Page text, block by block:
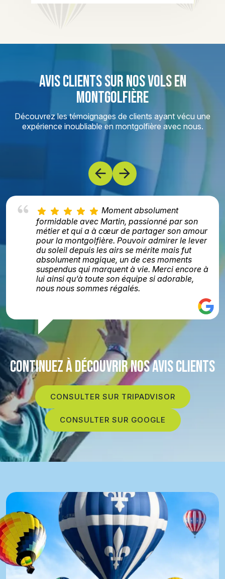
AVIS CLIENTS SUR NOS VOLS EN
MONTGOLFIÈRE
Découvrez les témoignages de clients ayant vécu une
expérience inoubliable en montgolfière avec nous.
Moment absolument
formidable avec Martin, passionné par son
métier et qui a à cœur de partager son amour
pour la montgolfière. Pouvoir admirer le lever
du soleil depuis les airs se mérite mais fut
absolument magique, un de ces moments
suspendus qui marquent à vie. Merci encore à
lui ainsi qu’à toute son équipe si adorable,
nous nous sommes régalés.
CONTINUEZ À DÉCOUVRIR NOS AVIS CLIENTS
CONSULTER SUR TRIPADVISOR
CONSULTER SUR GOOGLE